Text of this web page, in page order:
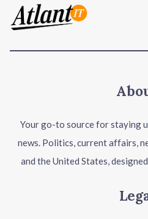
Your go-to source for staying
news. Politics, current affairs,
and the United States,